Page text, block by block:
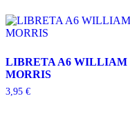
LIBRETA A6 WILLIAM
MORRIS
3,95 €